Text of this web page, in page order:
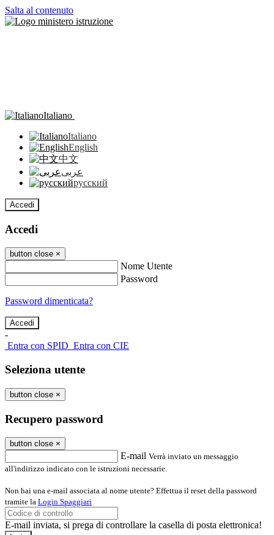
Salta al contenuto
Italiano
Italiano
English
中文
عربى
русский
Accedi
Accedi
button close ×
Nome Utente
Password
Password dimenticata?
-
Entra con SPID Entra con CIE
Seleziona utente
button close ×
Recupero password
button close ×
E-mail Verrà inviato un messaggio
all'indirizzo indicato con le istruzioni necessarie.
Non hai una e-mail associata al nome utente? Effettua il reset della password
tramite la Login Spaggiari
E-mail inviata, si prega di controllare la casella di posta elettronica!